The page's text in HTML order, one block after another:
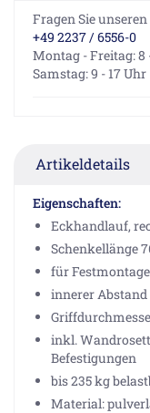
Fragen Sie
+49 2237 / 6556-0
Montag - Freitag: 8
Samstag: 9 - 17 Uhr
Artikeldetails
Eigenschaften:
Eckhandlauf,
Schenkellänge
für Festmontage
innerer
inkl.
Befestigungen
bis 235 kg
Material: